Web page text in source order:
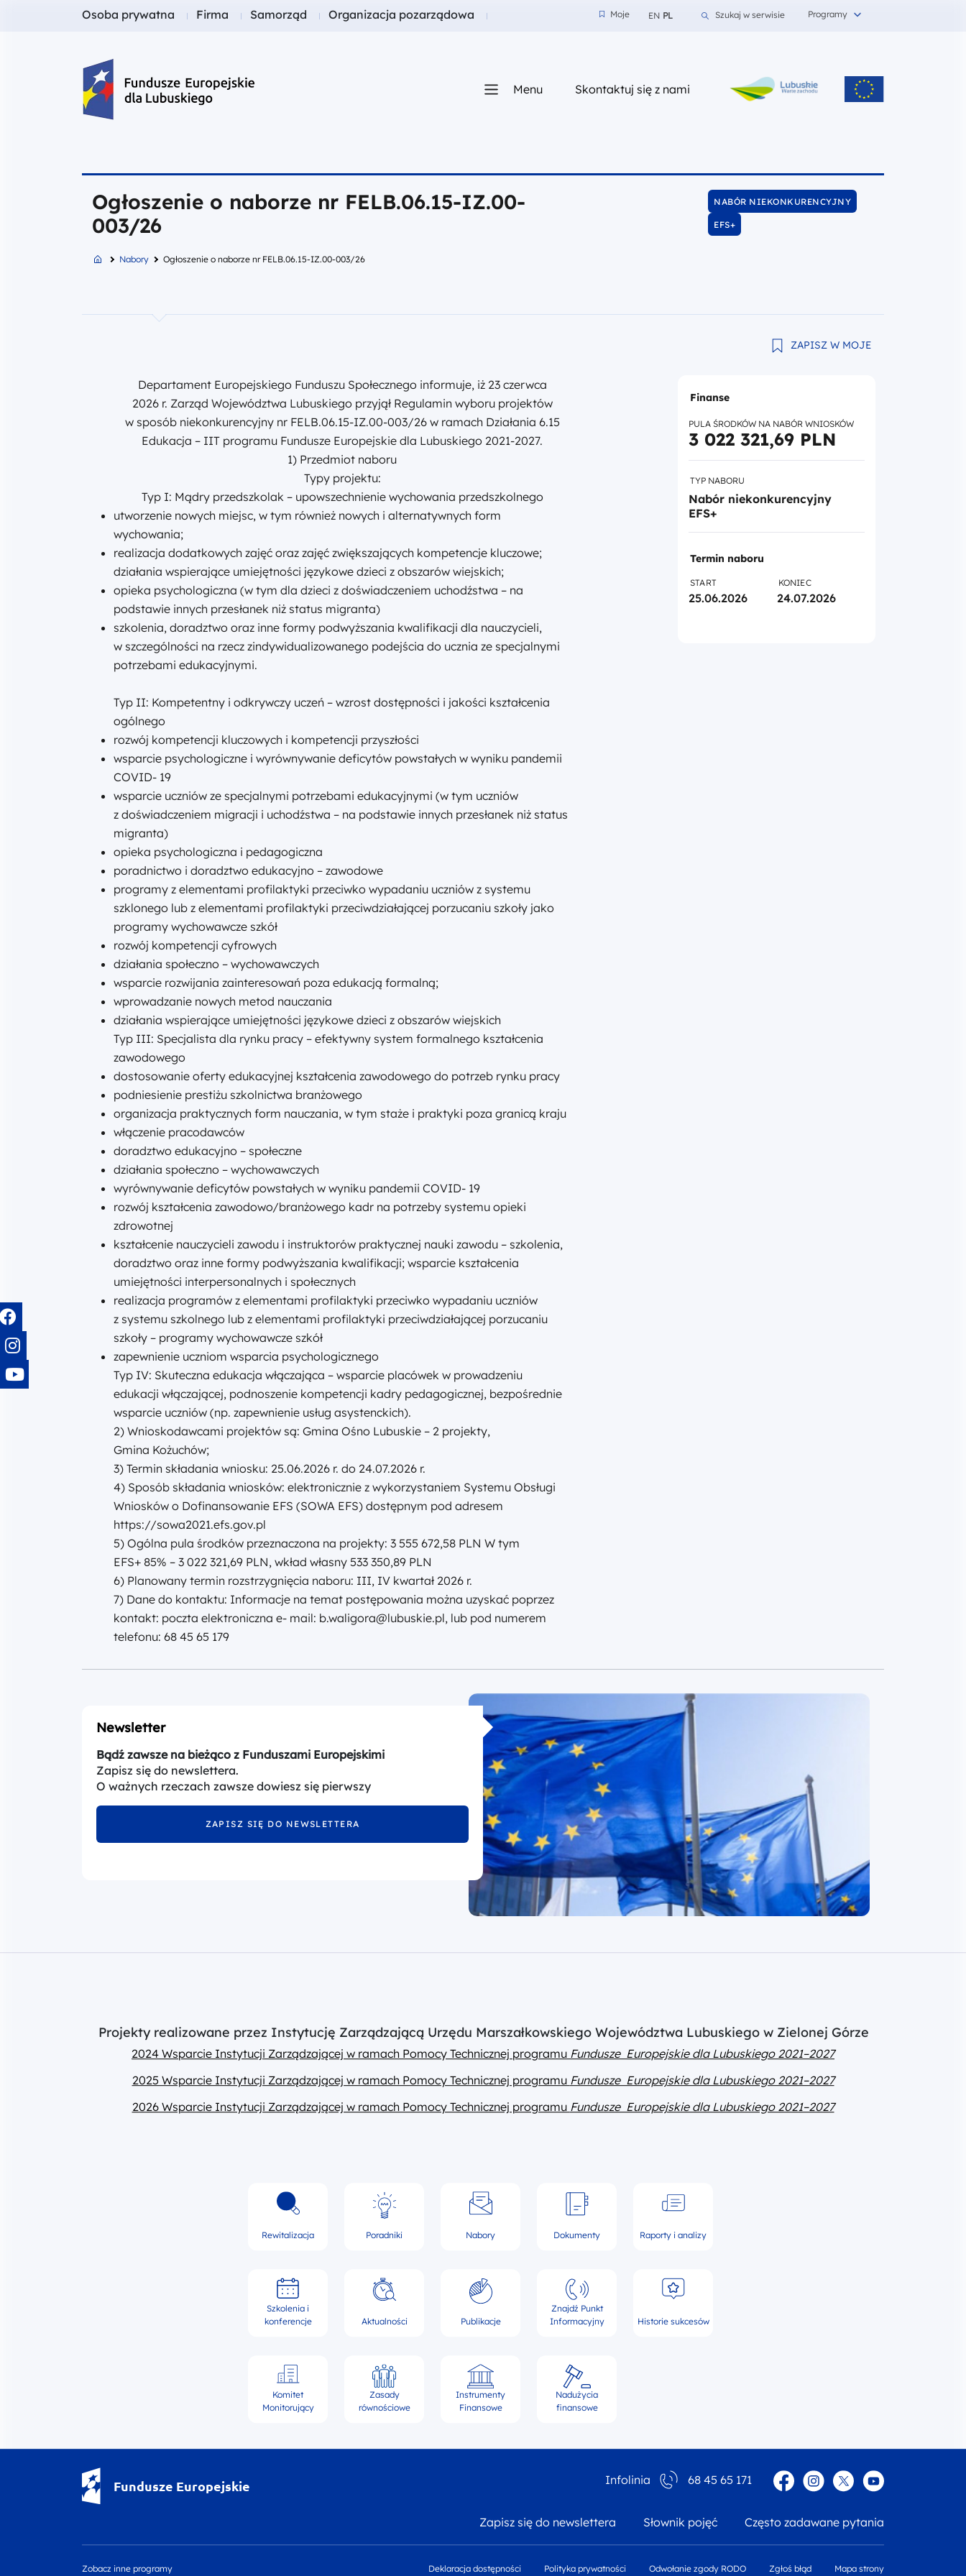
Fundusze dla
Osoba prywatna Fundusze dla
Firma Fundusze dla
Samorząd Fundusze dla
Organizacja pozarządowa Moje
Moje EN PL Szukaj w serwisie Programy
Fundusze Europejskie dla Lubuskiego Menu Skontaktuj się z nami
Ogłoszenie o naborze nr FELB.06.15-IZ.00-
003/26
Nabory Ogłoszenie o naborze nr FELB.06.15-IZ.00-003/26
NABÓR NIEKONKURENCYJNY
EFS+
ZAPISZ W MOJE
Departament Europejskiego Funduszu Społecznego informuje, iż 23 czerwca
2026 r. Zarząd Województwa Lubuskiego przyjął Regulamin wyboru projektów
w sposób niekonkurencyjny nr FELB.06.15-IZ.00-003/26 w ramach Działania 6.15
Edukacja – IIT programu Fundusze Europejskie dla Lubuskiego 2021-2027.
1) Przedmiot naboru
Typy projektu:
Typ I: Mądry przedszkolak – upowszechnienie wychowania przedszkolnego
utworzenie nowych miejsc, w tym również nowych i alternatywnych form
wychowania;
realizacja dodatkowych zajęć oraz zajęć zwiększających kompetencje kluczowe;
działania wspierające umiejętności językowe dzieci z obszarów wiejskich;
opieka psychologiczna (w tym dla dzieci z doświadczeniem uchodźstwa – na
podstawie innych przesłanek niż status migranta)
szkolenia, doradztwo oraz inne formy podwyższania kwalifikacji dla nauczycieli,
w szczególności na rzecz zindywidualizowanego podejścia do ucznia ze specjalnymi
potrzebami edukacyjnymi.
Typ II: Kompetentny i odkrywczy uczeń – wzrost dostępności i jakości kształcenia
ogólnego
rozwój kompetencji kluczowych i kompetencji przyszłości
wsparcie psychologiczne i wyrównywanie deficytów powstałych w wyniku pandemii
COVID- 19
wsparcie uczniów ze specjalnymi potrzebami edukacyjnymi (w tym uczniów
z doświadczeniem migracji i uchodźstwa – na podstawie innych przesłanek niż status
migranta)
opieka psychologiczna i pedagogiczna
poradnictwo i doradztwo edukacyjno – zawodowe
programy z elementami profilaktyki przeciwko wypadaniu uczniów z systemu
szklonego lub z elementami profilaktyki przeciwdziałającej porzucaniu szkoły jako
programy wychowawcze szkół
rozwój kompetencji cyfrowych
działania społeczno – wychowawczych
wsparcie rozwijania zainteresowań poza edukacją formalną;
wprowadzanie nowych metod nauczania
działania wspierające umiejętności językowe dzieci z obszarów wiejskich
Typ III: Specjalista dla rynku pracy – efektywny system formalnego kształcenia
zawodowego
dostosowanie oferty edukacyjnej kształcenia zawodowego do potrzeb rynku pracy
podniesienie prestiżu szkolnictwa branżowego
organizacja praktycznych form nauczania, w tym staże i praktyki poza granicą kraju
włączenie pracodawców
doradztwo edukacyjno – społeczne
działania społeczno – wychowawczych
wyrównywanie deficytów powstałych w wyniku pandemii COVID- 19
rozwój kształcenia zawodowo/branżowego kadr na potrzeby systemu opieki
zdrowotnej
kształcenie nauczycieli zawodu i instruktorów praktycznej nauki zawodu – szkolenia,
doradztwo oraz inne formy podwyższania kwalifikacji; wsparcie kształcenia
umiejętności interpersonalnych i społecznych
realizacja programów z elementami profilaktyki przeciwko wypadaniu uczniów
z systemu szkolnego lub z elementami profilaktyki przeciwdziałającej porzucaniu
szkoły – programy wychowawcze szkół
zapewnienie uczniom wsparcia psychologicznego
Typ IV: Skuteczna edukacja włączająca – wsparcie placówek w prowadzeniu
edukacji włączającej, podnoszenie kompetencji kadry pedagogicznej, bezpośrednie
wsparcie uczniów (np. zapewnienie usług asystenckich).
2) Wnioskodawcami projektów są: Gmina Ośno Lubuskie – 2 projekty,
Gmina Kożuchów;
3) Termin składania wniosku: 25.06.2026 r. do 24.07.2026 r.
4) Sposób składania wniosków: elektronicznie z wykorzystaniem Systemu Obsługi
Wniosków o Dofinansowanie EFS (SOWA EFS) dostępnym pod adresem
https://sowa2021.efs.gov.pl
5) Ogólna pula środków przeznaczona na projekty: 3 555 672,58 PLN W tym
EFS+ 85% – 3 022 321,69 PLN, wkład własny 533 350,89 PLN
6) Planowany termin rozstrzygnięcia naboru: III, IV kwartał 2026 r.
7) Dane do kontaktu: Informacje na temat postępowania można uzyskać poprzez
kontakt: poczta elektroniczna e- mail: b.waligora@lubuskie.pl, lub pod numerem
telefonu: 68 45 65 179
Finanse
PULA ŚRODKÓW NA NABÓR WNIOSKÓW
3 022 321,69 PLN
TYP NABORU
Nabór niekonkurencyjny
EFS+
Termin naboru
START
25.06.2026
KONIEC
24.07.2026
Newsletter
Bądź zawsze na bieżąco z Funduszami Europejskimi
Zapisz się do newslettera.
O ważnych rzeczach zawsze dowiesz się pierwszy
ZAPISZ SIĘ DO NEWSLETTERA
Projekty realizowane przez Instytucję Zarządzającą Urzędu Marszałkowskiego Województwa Lubuskiego w Zielonej Górze
2024 Wsparcie Instytucji Zarządzającej w ramach Pomocy Technicznej programu Fundusze Europejskie dla Lubuskiego 2021–2027
2025 Wsparcie Instytucji Zarządzającej w ramach Pomocy Technicznej programu Fundusze Europejskie dla Lubuskiego 2021–2027
2026 Wsparcie Instytucji Zarządzającej w ramach Pomocy Technicznej programu Fundusze Europejskie dla Lubuskiego 2021–2027
Rewitalizacja Poradniki Nabory Dokumenty Raporty i analizy
Szkolenia i
konferencje
Aktualności Publikacje
Znajdź Punkt
Informacyjny
Historie sukcesów
Komitet
Monitorujący
Zasady
równościowe
Instrumenty
Finansowe
Nadużycia
finansowe
Fundusze Europejskie Infolinia 68 45 65 171 FacebookInstagram
TwitterYouTube
Zapisz się do newslettera Słownik pojęć Często zadawane pytania
Zobacz inne programy Deklaracja dostępności Polityka prywatności Odwołanie zgody RODO Zgłoś błąd Mapa strony